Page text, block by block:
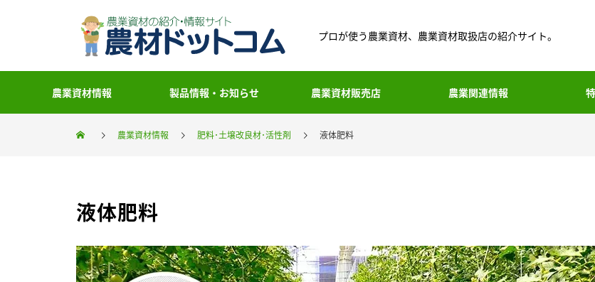
プロが使う農業資材、農業資材取扱店の紹介サイト。
農業資材情報 製品情報・お知らせ 農業資材販売店 農業関連情報
農業資材情報 肥料･土壌改良材･活性剤 液体肥料
液体肥料